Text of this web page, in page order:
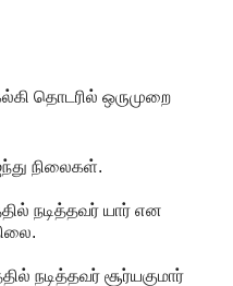
தொடரில் ஒருமுறை
நிலைகள்.
நடித்தவர் யார் என
நடித்தவர் சூர்யகுமார்